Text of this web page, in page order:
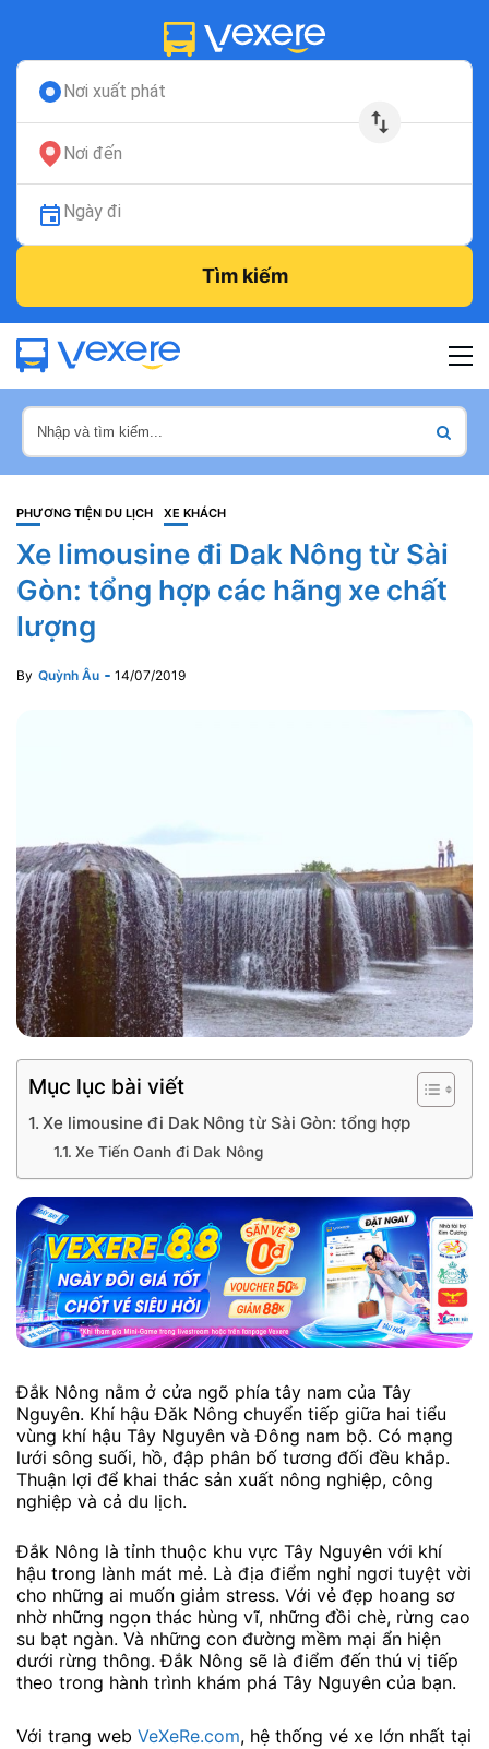
Nơi xuất phát
Nơi đến
Ngày đi
Tìm kiếm
PHƯƠNG TIỆN DU LỊCH XE KHÁCH
Xe limousine đi Dak Nông từ Sài
Gòn: tổng hợp các hãng xe chất
lượng
By Quỳnh Âu 14/07/2019
Mục lục bài viết
Xe limousine đi Dak Nông từ Sài Gòn: tổng hợp
Xe Tiến Oanh đi Dak Nông
Đắk Nông nằm ở cửa ngõ phía tây nam của Tây
Nguyên. Khí hậu Đăk Nông chuyển tiếp giữa hai tiểu
vùng khí hậu Tây Nguyên và Đông nam bộ. Có mạng
lưới sông suối, hồ, đập phân bố tương đối đều khắp.
Thuận lợi để khai thác sản xuất nông nghiệp, công
nghiệp và cả du lịch.
Đắk Nông là tỉnh thuộc khu vực Tây Nguyên với khí
hậu trong lành mát mẻ. Là địa điểm nghỉ ngơi tuyệt vời
cho những ai muốn giảm stress. Với vẻ đẹp hoang sơ
nhờ những ngọn thác hùng vĩ, những đồi chè, rừng cao
su bạt ngàn. Và những con đường mềm mại ẩn hiện
dưới rừng thông. Đắk Nông sẽ là điểm đến thú vị tiếp
theo trong hành trình khám phá Tây Nguyên của bạn.
Với trang web VeXeRe.com, hệ thống vé xe lớn nhất tại